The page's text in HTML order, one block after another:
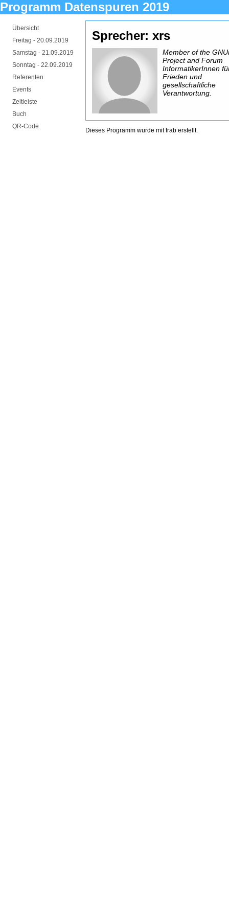
Programm Datenspuren 2019
Übersicht
Freitag - 20.09.2019
Samstag - 21.09.2019
Sonntag - 22.09.2019
Referenten
Events
Zeitleiste
Buch
QR-Code
Sprecher: xrs
Member of the
Project and Forum
InformatikerInnen
Frieden und
gesellschaftliche
Verantwortung.
Dieses Programm wurde mitfrab erstellt.